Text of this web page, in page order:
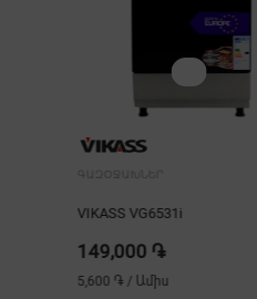
ԳԱԶՕՋԱԽՆԵՐ
VIKASS VG6531i
149,000 ֏
5,600 ֏ / Ամիս